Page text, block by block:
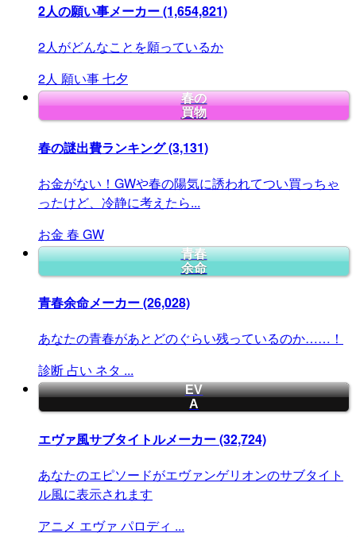
2人の願い事メーカー(1,654,821)
2人がどんなことを願っているか
2人 願い事七夕
春の
買物
春の謎出費ランキング(3,131)
お金がない！GWや春の陽気に誘われてつい買っちゃ
ったけど、冷静に考えたら...
お金 春 GW
青春
余命
青春余命メーカー(26,028)
あなたの青春があとどのぐらい残っているのか……！
診断 占い ネタ ...
EV
A
エヴァ風サブタイトルメーカー(32,724)
あなたのエピソードがエヴァンゲリオンのサブタイト
ル風に表示されます
アニメ エヴァ パロディ ...